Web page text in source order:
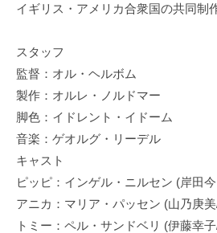
イギリス・アメリカ合衆国の共同制作
スタッフ
監督：オル・ヘルボム
製作：オルレ・ノルドマー
脚色：イドレント・イドーム
音楽：ゲオルグ・リーデル
キャスト
ピッピ：インゲル・ニルセン (岸田
アニカ：マリア・パッセン (山乃庚
トミー：ペル・サンドベリ (伊藤幸